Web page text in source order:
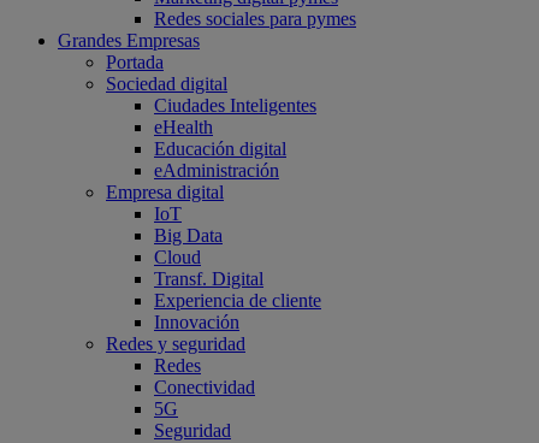
Redes sociales para pymes
Grandes Empresas
Portada
Sociedad digital
Ciudades Inteligentes
eHealth
Educación digital
eAdministración
Empresa digital
IoT
Big Data
Cloud
Transf. Digital
Experiencia de cliente
Innovación
Redes y seguridad
Redes
Conectividad
5G
Seguridad